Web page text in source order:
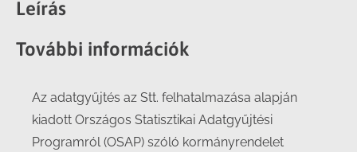
Leírás
További információk
Az adatgyűjtés az Stt. felhatalmazása alapján
kiadott Országos Statisztikai Adatgyűjtési
Programról (OSAP) szóló kormányrendelet